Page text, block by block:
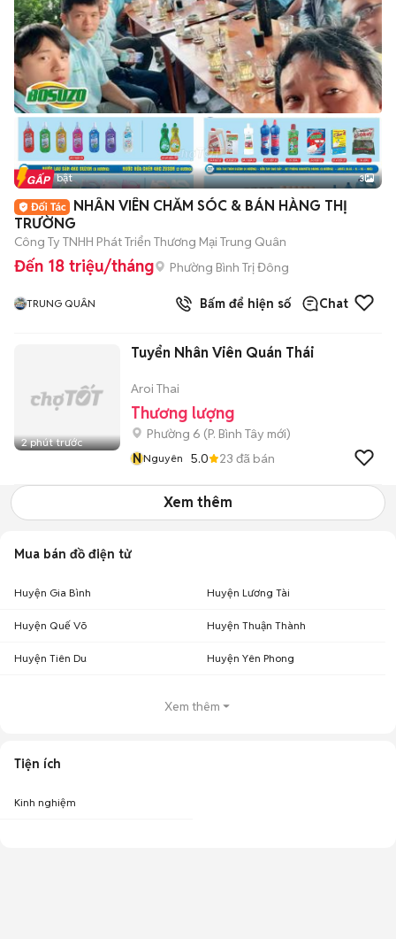
Tin nổi bật 3
NHÂN VIÊN CHĂM SÓC & BÁN HÀNG THỊ
TRƯỜNG
Công Ty TNHH Phát Triển Thương Mại Trung Quân
Đến 18 triệu/tháng Phường Bình Trị Đông
TRUNG QUÂN Bấm để hiện số Chat
2 phút trước
Tuyển Nhân Viên Quán Thái
Aroi Thai
Thương lượng
Phường 6 (P. Bình Tây mới)
NNguyên 5.0 23 đã bán
Xem thêm
Mua bán đồ điện tử
Huyện Gia Bình Huyện Lương Tài
Huyện Quế Võ Huyện Thuận Thành
Huyện Tiên Du Huyện Yên Phong
Xem thêm
Tiện ích
Kinh nghiệm